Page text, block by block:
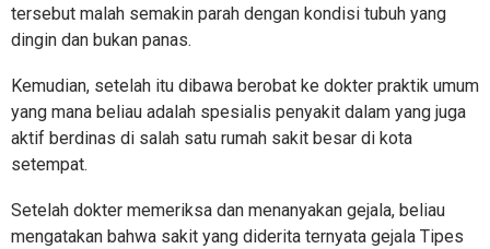
tersebut malah semakin parah dengan kondisi tubuh yang
dingin dan bukan panas.
Kemudian, setelah itu dibawa berobat ke dokter praktik umum
yang mana beliau adalah spesialis penyakit dalam yang juga
aktif berdinas di salah satu rumah sakit besar di kota
setempat.
Setelah dokter memeriksa dan menanyakan gejala, beliau
mengatakan bahwa sakit yang diderita ternyata gejala Tipes